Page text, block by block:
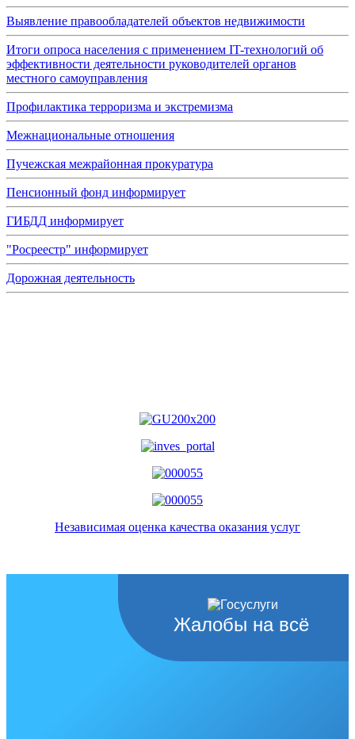
Выявление правообладателей объектов недвижимости
Итоги опроса населения с применением IT-технологий об
эффективности деятельности руководителей органов
местного самоуправления
Профилактика терроризма и экстремизма
Межнациональные отношения
Пучежская межрайонная прокуратура
Пенсионный фонд информирует
ГИБДД информирует
"Росреестр" информирует
Дорожная деятельность
Независимая оценка качества оказания услуг
Жалобы на всё